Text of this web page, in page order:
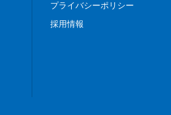
プライバシーポリシー
採用情報